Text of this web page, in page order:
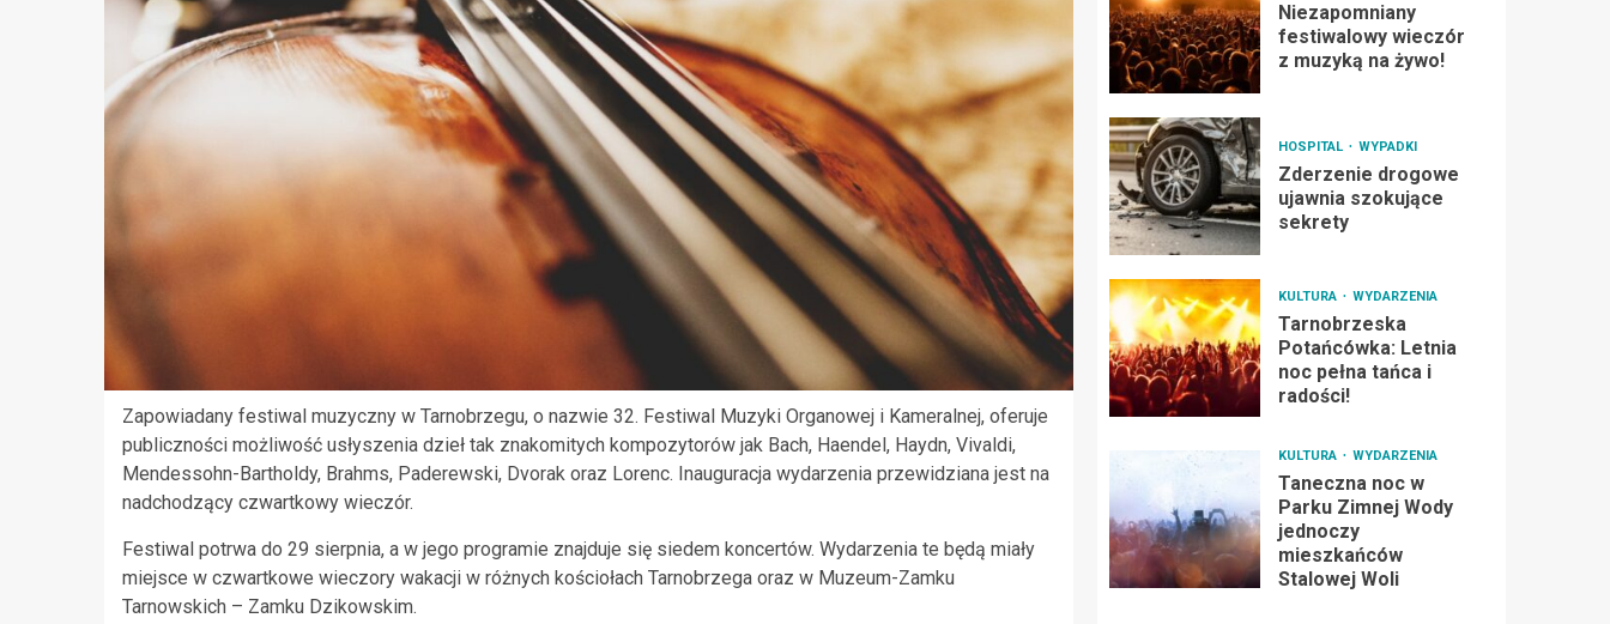
Zapowiadany festiwal muzyczny w Tarnobrzegu, o nazwie 32. Festiwal Muzyki Organowej i Kameralnej, oferuje
publiczności możliwość usłyszenia dzieł tak znakomitych kompozytorów jak Bach, Haendel, Haydn, Vivaldi,
Mendessohn-Bartholdy, Brahms, Paderewski, Dvorak oraz Lorenc. Inauguracja wydarzenia przewidziana jest na
nadchodzący czwartkowy wieczór.
Festiwal potrwa do 29 sierpnia, a w jego programie znajduje się siedem koncertów. Wydarzenia te będą miały
miejsce w czwartkowe wieczory wakacji w różnych kościołach Tarnobrzega oraz w Muzeum-Zamku
Tarnowskich – Zamku Dzikowskim.
Niezapomniany
festiwalowy wieczór
z muzyką na żywo!
HOSPITAL WYPADKI
Zderzenie drogowe
ujawnia szokujące
sekrety
KULTURA WYDARZENIA
Tarnobrzeska
Potańcówka: Letnia
noc pełna tańca i
radości!
KULTURA WYDARZENIA
Taneczna noc w
Parku Zimnej Wody
jednoczy
mieszkańców
Stalowej Woli